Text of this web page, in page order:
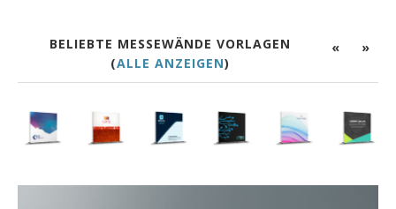
« »
BELIEBTE MESSEWÄNDE VORLAGEN
(ALLE ANZEIGEN)